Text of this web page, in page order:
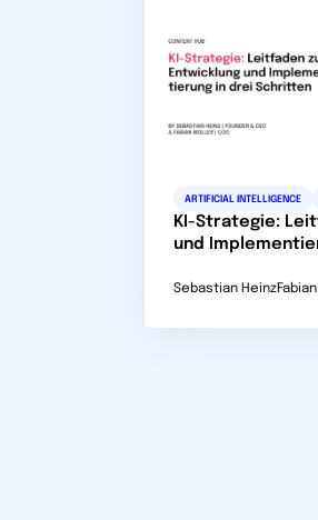
ARTIFICIAL INTELLIGENCE
KI-Strategie:
und
Sebastian Heinz